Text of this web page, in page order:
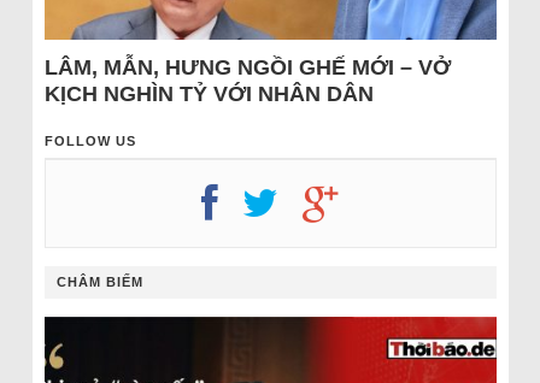
LÂM, MẪN, HƯNG NGỒI GHẾ MỚI – VỞ
KỊCH NGHÌN TỶ VỚI NHÂN DÂN
FOLLOW US
CHÂM BIẾM